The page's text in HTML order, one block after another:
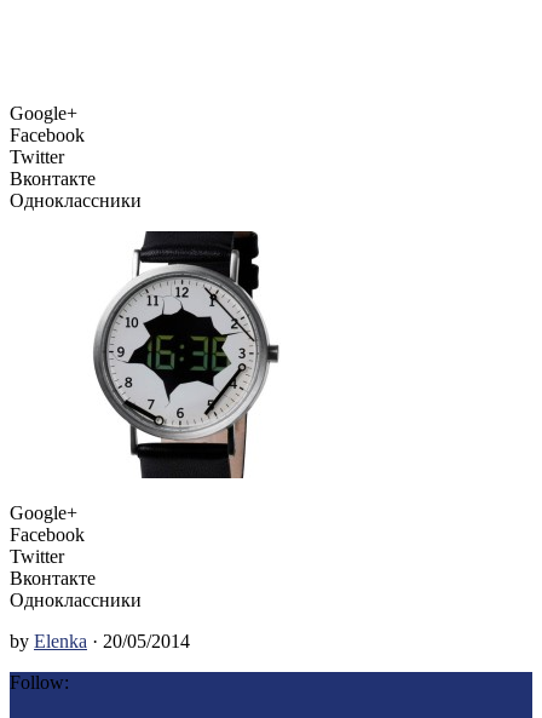
Google+
Facebook
Twitter
Вконтакте
Одноклассники
Google+
Facebook
Twitter
Вконтакте
Одноклассники
by Elenka · 20/05/2014
Follow: